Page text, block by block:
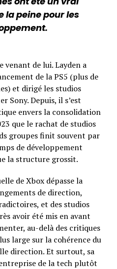
la peine pour les
venant de lui. Layden a
de la PS5 (plus de
et dirigé les studios
Sony. Depuis, il s’est
envers la consolidation
que le rachat de studios
groupes finit souvent par
de développement
la structure grossit.
de Xbox dépasse la
de direction,
et des studios
avoir été mis en avant
au-delà des critiques
large sur la cohérence du
direction. Et surtout, sa
de la tech plutôt